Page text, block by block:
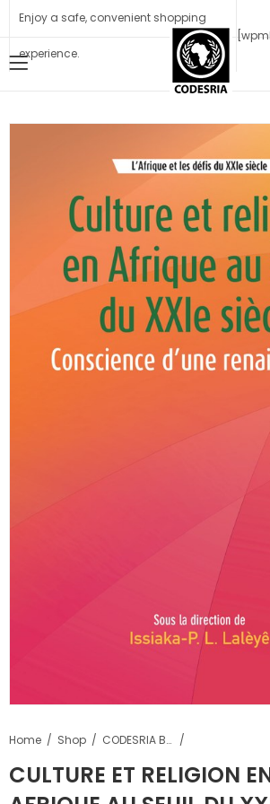
Enjoy a safe, convenient shopping
experience.
Home Shop CODESRIA Books
CULTURE ET RELIGION